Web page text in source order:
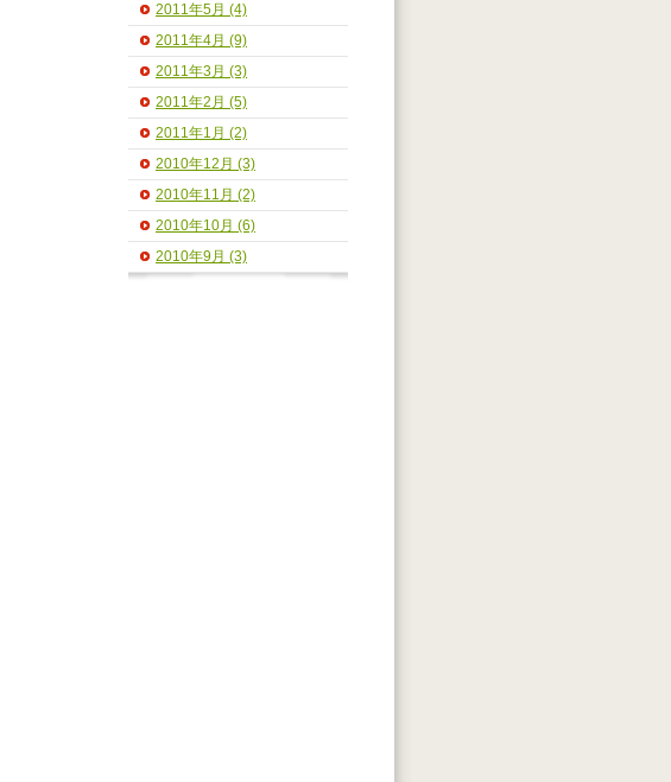
2011年5月 (4)
2011年4月 (9)
2011年3月 (3)
2011年2月 (5)
2011年1月 (2)
2010年12月 (3)
2010年11月 (2)
2010年10月 (6)
2010年9月 (3)